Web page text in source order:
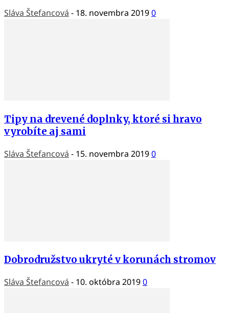
Sláva Štefancová - 18. novembra 20190
Tipy na drevené doplnky, ktoré si hravo
vyrobíte aj sami
Sláva Štefancová - 15. novembra 20190
Dobrodružstvo ukryté v korunách stromov
Sláva Štefancová - 10. októbra 20190